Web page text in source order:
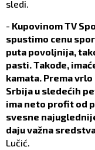
sledi.
- Kupovinom TV
spustimo cenu
puta povoljnija,
pasti. Takođe,
kamata. Prema
Srbija u sledećih
ima neto profit od
svesne
daju važna
Lučić.